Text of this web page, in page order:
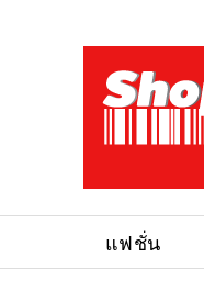
แฟชั่น